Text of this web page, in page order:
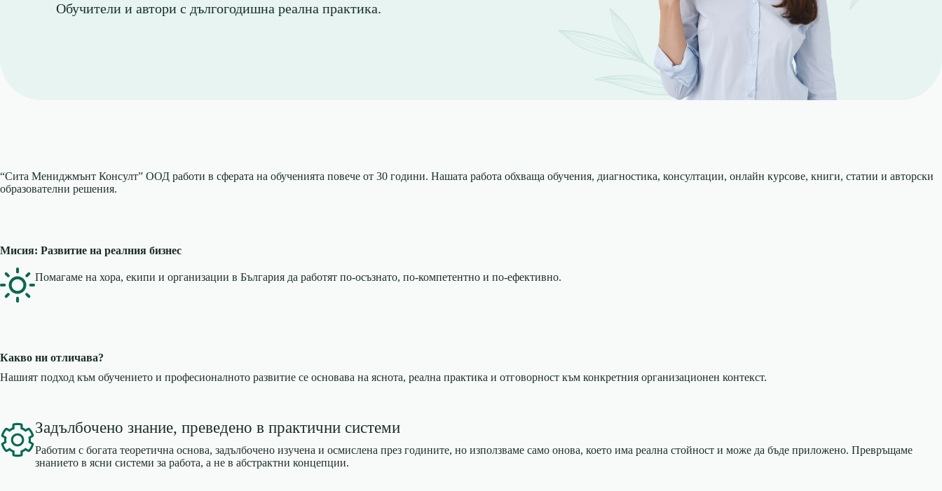
Обучители и автори с дългогодишна реална практика.
“Сита Мениджмънт Консулт” ООД работи в сферата на обученията повече от 30 години. Нашата работа обхваща обучения, диагностика, консултации, онлайн курсове, книги, статии и авторски
образователни решения.
Мисия: Развитие на реалния бизнес
Помагаме на хора, екипи и организации в България да работят по-осъзнато, по-компетентно и по-ефективно.
Какво ни отличава?
Нашият подход към обучението и професионалното развитие се основава на яснота, реална практика и отговорност към конкретния организационен контекст.
Задълбочено знание, преведено в практични системи
Работим с богата теоретична основа, задълбочено изучена и осмислена през годините, но използваме само онова, което има реална стойност и може да бъде приложено. Превръщаме
знанието в ясни системи за работа, а не в абстрактни концепции.